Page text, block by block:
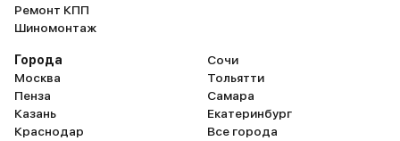
за вполне адекватную цену для
мобильных горожан, ведущих
активный образ жизни.
водительское - с учетом
Пространства хватает
затекают. Есть
Ремонт КПП
Шиномонтаж
Города
Москва
Пенза
Казань
Краснодар
Сочи
Тольятти
Самара
Екатеринбург
Все города